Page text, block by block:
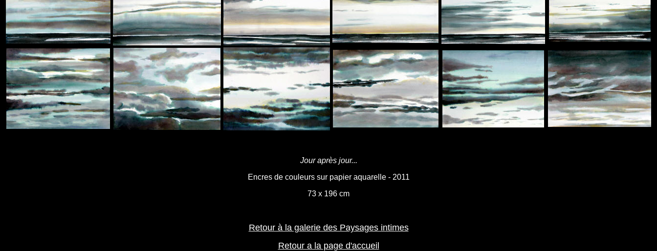
Jour après jour...
Encres de couleurs sur papier aquarelle - 2011
73 x 196 cm
Retour à la galerie des Paysages intimes
Retour a la page d'accueil